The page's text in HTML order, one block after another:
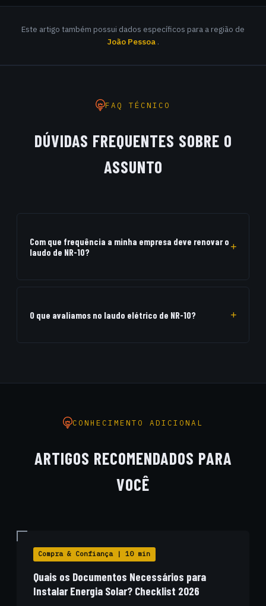
Este artigo também possui dados específicos para a região de
João Pessoa .
FAQ TÉCNICO
DÚVIDAS FREQUENTES SOBRE O
ASSUNTO
Com que frequência a minha empresa deve renovar o
laudo de NR-10?
A periodicidade recomendada é anual para a vistoria técnica e
comerciais expostos à umidade/salinidade.
O que avaliamos no laudo elétrico de NR-10?
Analisamos painéis elétricos, aterramentos, diagramas
emitimos o Prontuário de Instalações Elétricas (PIE).
CONHECIMENTO ADICIONAL
ARTIGOS RECOMENDADOS PARA
VOCÊ
Compra & Confiança | 10 min
Quais os Documentos Necessários para
Instalar Energia Solar? Checklist 2026